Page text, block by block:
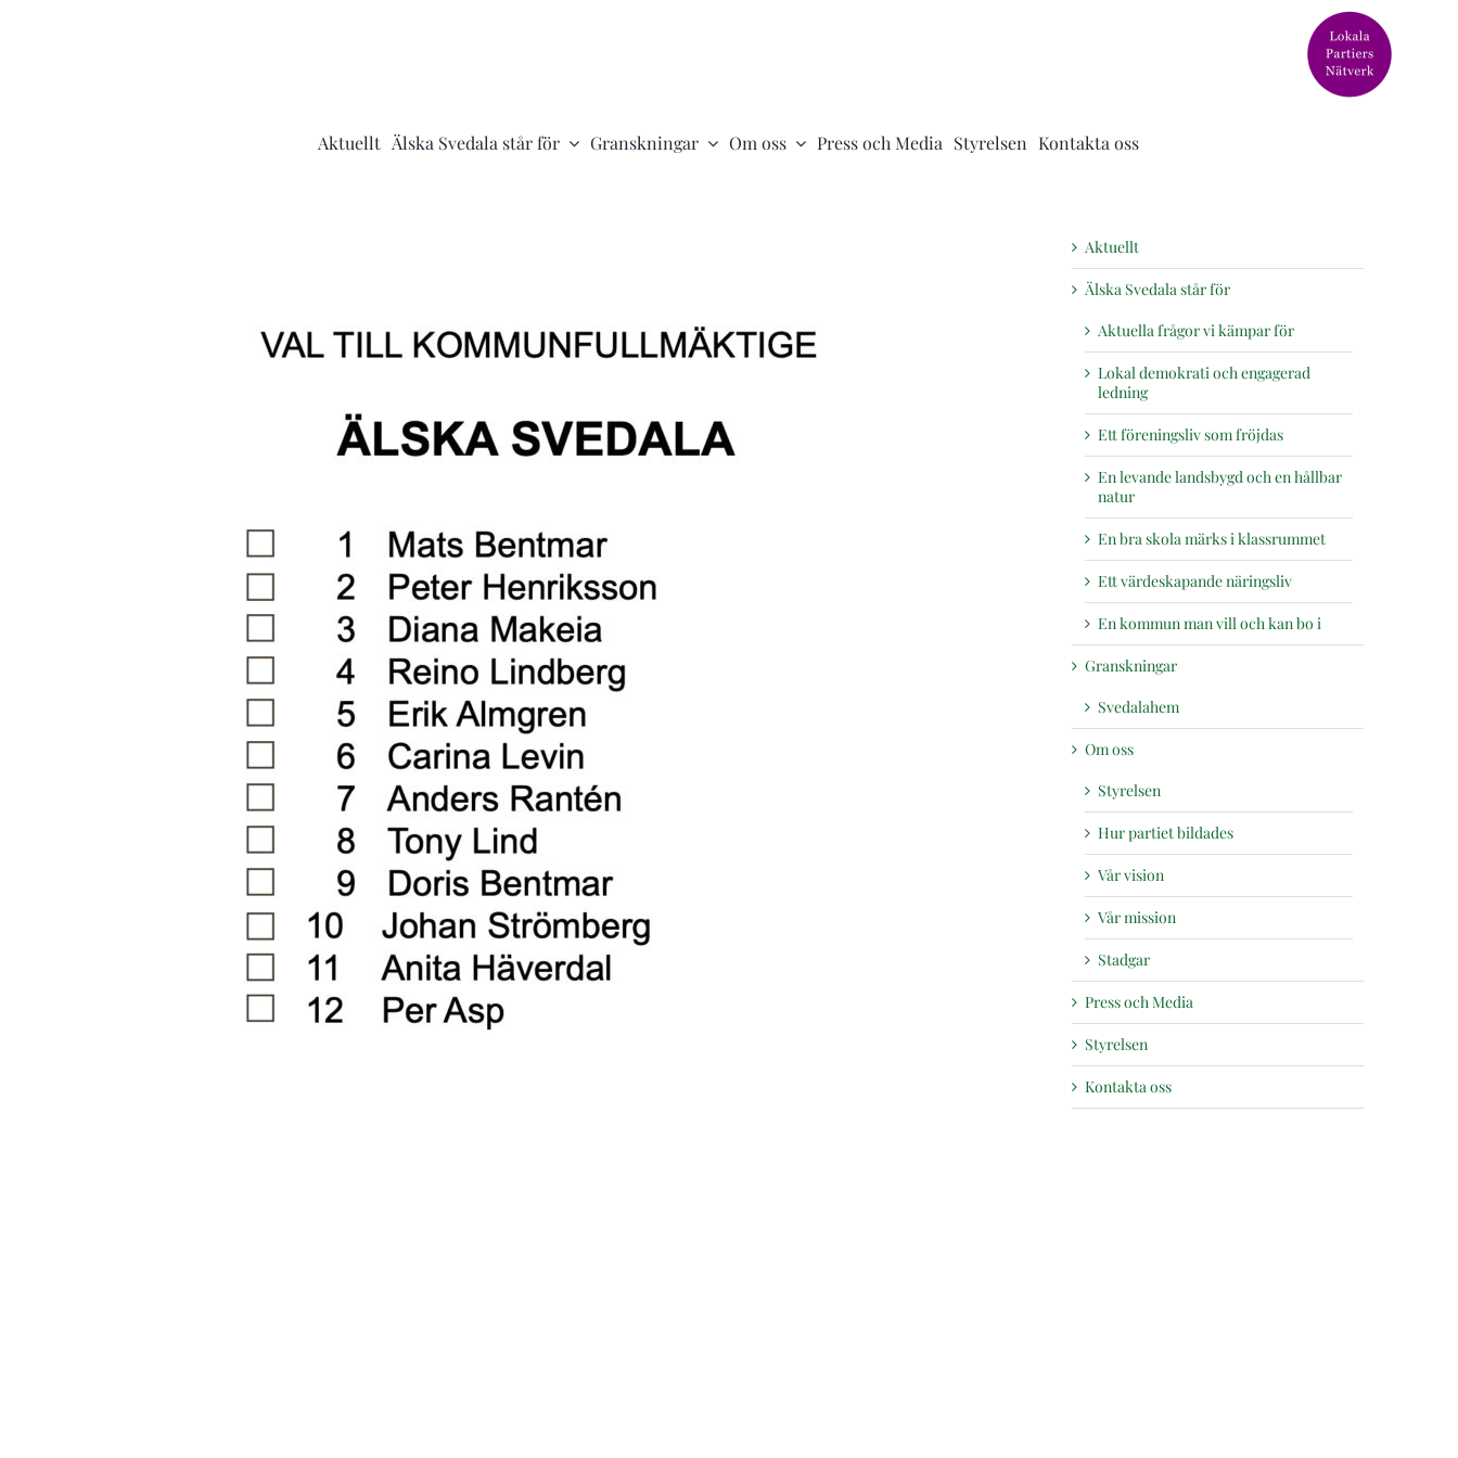
Aktuellt Älska Svedala står för Granskningar Om oss Press och Media Styrelsen Kontakta oss
Aktuellt
Älska Svedala står för
Aktuella frågor vi kämpar för
Lokal demokrati och engagerad
ledning
Ett föreningsliv som fröjdas
En levande landsbygd och en hållbar
natur
En bra skola märks i klassrummet
Ett värdeskapande näringsliv
En kommun man vill och kan bo i
Granskningar
Svedalahem
Om oss
Styrelsen
Hur partiet bildades
Vår vision
Vår mission
Stadgar
Press och Media
Styrelsen
Kontakta oss